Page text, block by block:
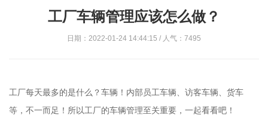
工厂车辆管理应该怎么做？
日期：2022-01-24 14:44:15 / 人气：7495
工厂每天最多的是什么？车辆！内部员工车辆、访客车辆、货车
等，不一而足！所以工厂的车辆管理至关重要，一起看看吧！